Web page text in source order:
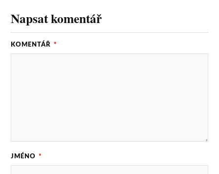
Napsat komentář
KOMENTÁŘ *
JMÉNO *